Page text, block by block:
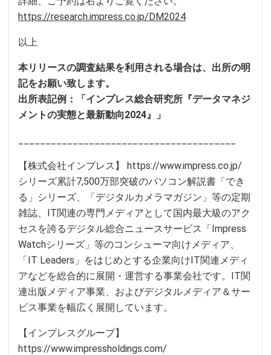
https://research.impress.co.jp/DM2024
以上
本リリースの調査結果を利用される場合は、出所の明
記をお願い致します。
出所表記例：「インプレス総合研究所『データマネジ
メントの実態と最新動向2024』」
【株式会社インプレス】 https://www.impress.co.jp/
シリーズ累計7,500万部突破のパソコン解説書「でき
る」シリーズ、「デジタルカメラマガジン」等の定期
雑誌、IT関連の専門メディアとして国内最大級のアク
セスを誇るデジタル総合ニュースサービス「Impress
Watchシリーズ」等のコンシューマ向けメディア、
「IT Leaders」をはじめとする企業向けIT関連メディ
アなどを総合的に展開・運営する事業会社です。IT関
連出版メディア事業、およびデジタルメディア＆サー
ビス事業を幅広く展開しています。
【インプレスグループ】
https://www.impressholdings.com/